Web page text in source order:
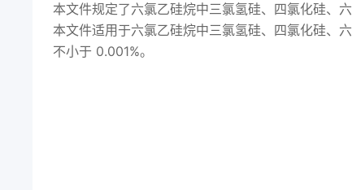
本文件规定了六氯乙硅烷中三氯氢硅、四氯化硅、
本文件适用于六氯乙硅烷中三氯氢硅、四氯化硅、
不小于 0.001%。